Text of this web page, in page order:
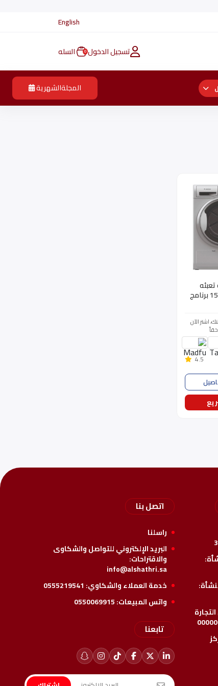
English
تسجيل الدخول 0 السله
المجلةالشهرية
امامية 8 كيلو، 15 برنامج
اشتر الآن
4.5
اتصل بنا
راسلنا
البريد الإلكتروني للتواصل والشكاوى
والاقتراحات:
info@alshathri.sa
خدمة العملاء والشكاوي: 0555219541
واتس المبيعات:0550069915
تابعنا